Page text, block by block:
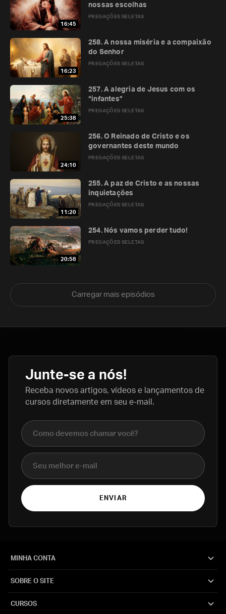
16:45
PREGAÇÕES SELETAS
nossas escolhas
16:23
PREGAÇÕES SELETAS
258. A nossa miséria e a compaixão
do Senhor
25:38
PREGAÇÕES SELETAS
257. A alegria de Jesus com os
“infantes”
24:10
PREGAÇÕES SELETAS
256. O Reinado de Cristo e os
governantes deste mundo
11:20
PREGAÇÕES SELETAS
255. A paz de Cristo e as nossas
inquietações
20:58
PREGAÇÕES SELETAS
254. Nós vamos perder tudo!
Carregar mais episódios
Junte-se a nós!
Receba novos artigos, vídeos e lançamentos de
cursos diretamente em seu e-mail.
Nome completo
E-mail
ENVIAR
MINHA CONTA
SOBRE O SITE
CURSOS